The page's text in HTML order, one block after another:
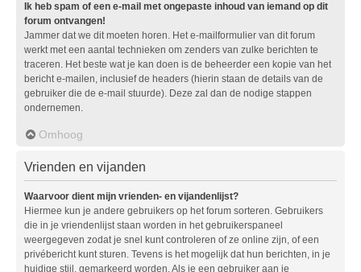
Ik heb spam of een e-mail met ongepaste inhoud van iemand op dit
forum ontvangen!
Jammer dat we dit moeten horen. Het e-mailformulier van dit forum
werkt met een aantal technieken om zenders van zulke berichten te
traceren. Het beste wat je kan doen is de beheerder een kopie van het
bericht e-mailen, inclusief de headers (hierin staan de details van de
gebruiker die de e-mail stuurde). Deze zal dan de nodige stappen
ondernemen.
Omhoog
Vrienden en vijanden
Waarvoor dient mijn vrienden- en vijandenlijst?
Hiermee kun je andere gebruikers op het forum sorteren. Gebruikers
die in je vriendenlijst staan worden in het gebruikerspaneel
weergegeven zodat je snel kunt controleren of ze online zijn, of een
privébericht kunt sturen. Tevens is het mogelijk dat hun berichten, in je
huidige stijl, gemarkeerd worden. Als je een gebruiker aan je